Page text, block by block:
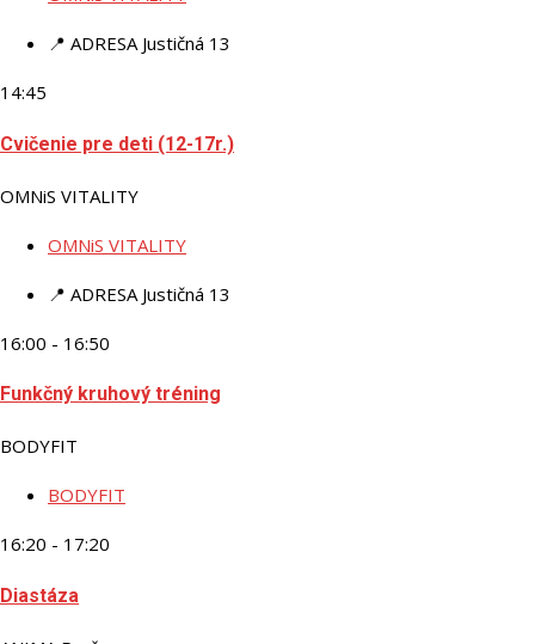
📍 ADRESA Justičná 13
14:45
Cvičenie pre deti (12-17r.)
OMNiS VITALITY
OMNiS VITALITY
📍 ADRESA Justičná 13
16:00 - 16:50
Funkčný kruhový tréning
BODYFIT
BODYFIT
16:20 - 17:20
Diastáza